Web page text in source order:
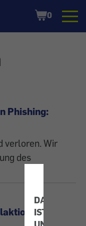
IST
Shopping
Cart
0
Phishing:
verloren. Wir
des